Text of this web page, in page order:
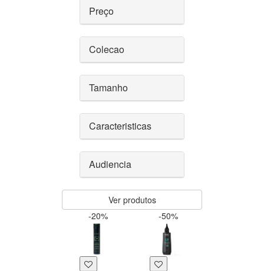
Preço
Colecao
Tamanho
Caracteristicas
Audiencia
Ver produtos
-20%
-50%